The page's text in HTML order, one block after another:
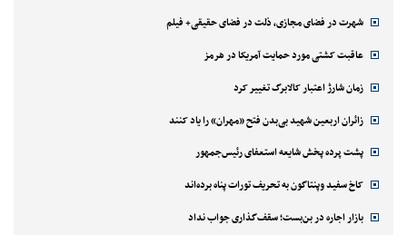
شهرت در فضای مجازی، ذلت در فضای حقیقی+ فیلم
عاقبت کشتی مورد حمایت آمریکا در هرمز
زمان شارژ اعتبار کالابرگ تغییر کرد
زائران اربعین شهید بی‌بدن فتح «مهران» را یاد کنند
پشت پرده پخش شایعه استعفای رئیس‌جمهور
کاخ سفید وپنتاگون به تحریف تورات پناه برده‌اند
بازار اجاره در بن‌بست؛ سقف‌گذاری جواب نداد